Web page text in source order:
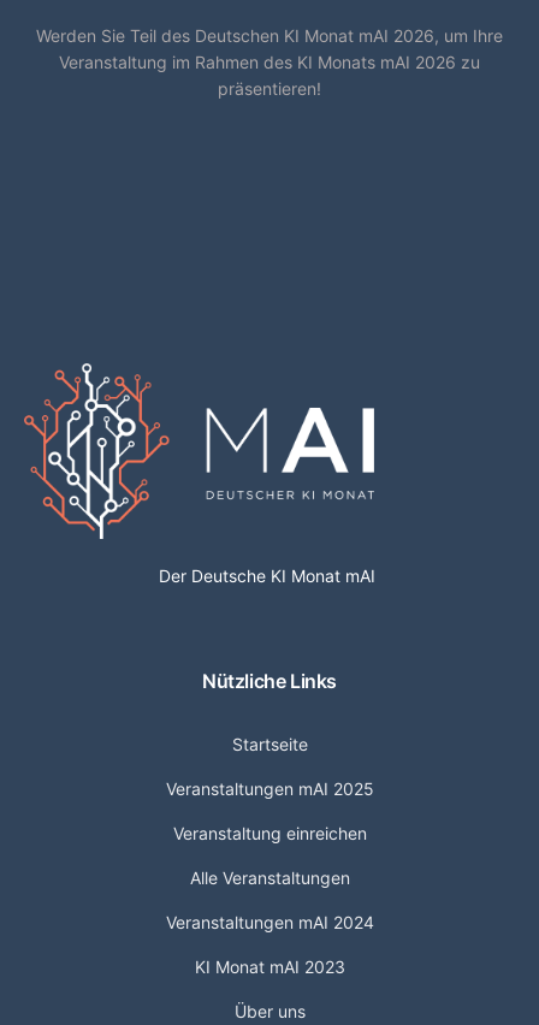
Werden Sie Teil des Deutschen KI Monat mAI 2026, um Ihre
Veranstaltung im Rahmen des KI Monats mAI 2026 zu
präsentieren!
Der Deutsche KI Monat mAI
Nützliche Links
Startseite
Veranstaltungen mAI 2025
Veranstaltung einreichen
Alle Veranstaltungen
Veranstaltungen mAI 2024
KI Monat mAI 2023
Über uns